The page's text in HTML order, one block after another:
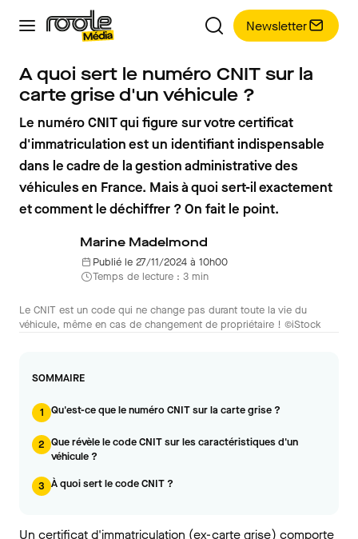
Newsletter
A quoi sert le numéro CNIT sur la
carte grise d'un véhicule ?
Le numéro CNIT qui figure sur votre certificat
d'immatriculation est un identifiant indispensable
dans le cadre de la gestion administrative des
véhicules en France. Mais à quoi sert-il exactement
et comment le déchiffrer ? On fait le point.
Marine Madelmond
Publié le 27/11/2024 à 10h00
Temps de lecture : 3 min
Le CNIT est un code qui ne change pas durant toute la vie du
véhicule, même en cas de changement de propriétaire ! ©iStock
SOMMAIRE
1 Qu'est-ce que le numéro CNIT sur la carte grise ?
2 Que révèle le code CNIT sur les caractéristiques d'un
véhicule ?
3 À quoi sert le code CNIT ?
Un certificat d'immatriculation (ex-carte grise) comporte